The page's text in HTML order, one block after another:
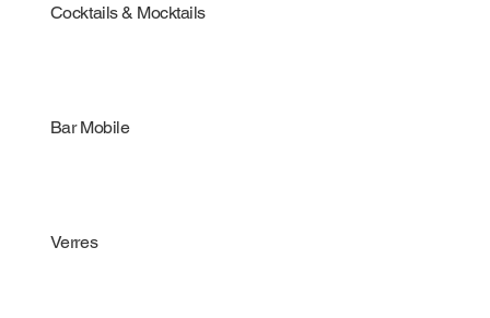
Cocktails & Mocktails
Bar Mobile
Verres